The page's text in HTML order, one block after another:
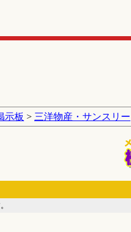
示板 > 三洋物産・サンスリー